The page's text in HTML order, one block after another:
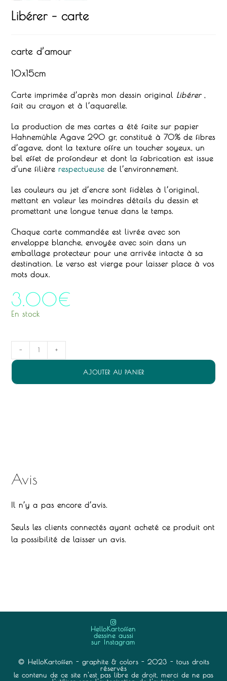
Libérer – carte
carte d’amour
10x15cm
Carte imprimée d’après mon dessin original Libérer,
fait au crayon et à l’aquarelle.
La production de mes cartes a été faite sur papier
Hahnemühle Agave290 gr, constitué à 70% de fibres
d’agave, dont la texture offre un toucher soyeux, un
bel effet de profondeur et dont la fabrication est issue
d’une filièrerespectueuse de l’environnement.
Les couleurs au jet d’encre sont fidèles à l’original,
mettant en valeur les moindres détails du dessin et
promettant une longue tenue dans le temps.
Chaque carte commandée est livrée avec son
enveloppe blanche, envoyée avec soin dans un
emballage protecteur pour une arrivée intacte à sa
destination. Le verso est vierge pour laisser place à vos
mots doux.
3.00€
En stock
de
-
- +
AJOUTER AU PANIER
Avis
Il n’y a pas encore d’avis.
Seuls les clients connectés ayant acheté ce produit ont
la possibilité de laisser un avis.
HelloKartoffen
dessine aussi
sur Instagram
© HelloKartoffen - graphite & colors - 2023 - tous droits
réservés
le contenu de ce site n'est pas libre de droit, merci de ne pas